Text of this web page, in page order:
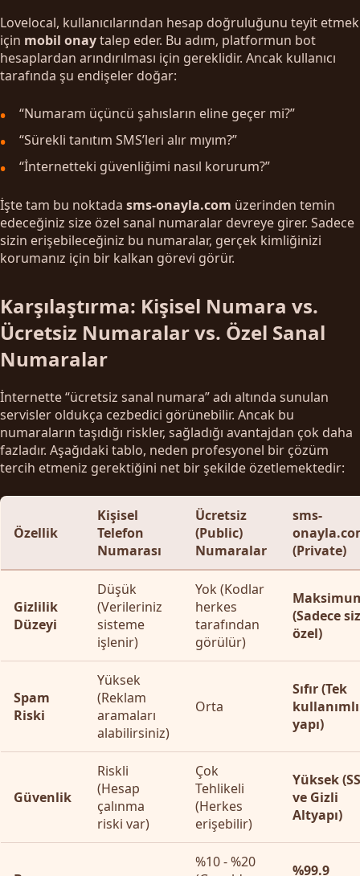
Lovelocal, kullanıcılarından hesap doğruluğunu teyit etmek
için mobil onaytalep eder. Bu adım, platformun bot
hesaplardan arındırılması için gereklidir. Ancak kullanıcı
tarafında şu endişeler doğar:
“Numaram üçüncü şahısların eline geçer mi?”
“Sürekli tanıtım SMS’leri alır mıyım?”
“İnternetteki güvenliğimi nasıl korurum?”
İşte tam bu noktada sms-onayla.com üzerinden temin
edeceğiniz size özel sanal numaralar devreye girer. Sadece
sizin erişebileceğiniz bu numaralar, gerçek kimliğinizi
korumanız için bir kalkan görevi görür.
Karşılaştırma: Kişisel Numara vs.
Ücretsiz Numaralar vs. Özel Sanal
Numaralar
İnternette “ücretsiz sanal numara” adı altında sunulan
servisler oldukça cezbedici görünebilir. Ancak bu
numaraların taşıdığı riskler, sağladığı avantajdan çok daha
fazladır. Aşağıdaki tablo, neden profesyonel bir çözüm
tercih etmeniz gerektiğini net bir şekilde özetlemektedir:
Özellik
Kişisel
Telefon
Numarası
Ücretsiz
(Public)
Numaralar
sms-
(Private)
Gizlilik
Düzeyi
Düşük
(Verileriniz
sisteme
işlenir)
Yok (Kodlar
herkes
tarafından
görülür)
(Sadece
özel)
Spam
Riski
Yüksek
(Reklam
aramaları
alabilirsiniz)
Orta
Sıfır (Tek
yapı)
Güvenlik
Riskli
(Hesap
çalınma
riski var)
Çok
Tehlikeli
(Herkes
erişebilir)
Yüksek
ve Gizli
Altyapı)
%10 - %20
%99.9